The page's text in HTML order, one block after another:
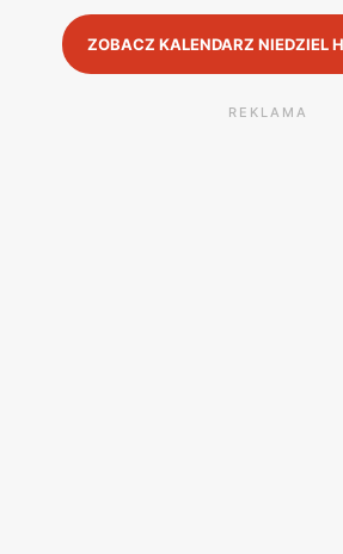
ZOBACZ KALENDARZ NIEDZIEL
REKLAMA